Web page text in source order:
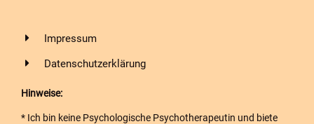
Impressum
Datenschutzerklärung
Hinweise:
* Ich bin keine Psychologische Psychotherapeutin und biete